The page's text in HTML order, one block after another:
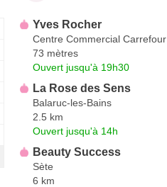
Yves Rocher
Centre Commercial Carrefour
73 mètres
Ouvert jusqu'à 19h30
La Rose des Sens
Balaruc-les-Bains
2.5 km
Ouvert jusqu'à 14h
Beauty Success
Sète
6 km